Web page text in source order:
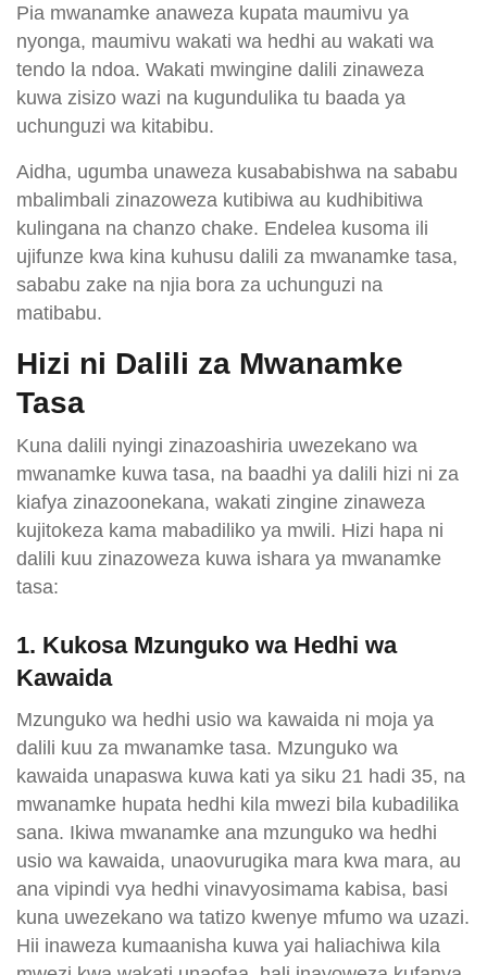
Pia mwanamke anaweza kupata maumivu ya
nyonga, maumivu wakati wa hedhi au wakati wa
tendo la ndoa. Wakati mwingine dalili zinaweza
kuwa zisizo wazi na kugundulika tu baada ya
uchunguzi wa kitabibu.
Aidha, ugumba unaweza kusababishwa na sababu
mbalimbali zinazoweza kutibiwa au kudhibitiwa
kulingana na chanzo chake. Endelea kusoma ili
ujifunze kwa kina kuhusu dalili za mwanamke tasa,
sababu zake na njia bora za uchunguzi na
matibabu.
Hizi ni Dalili za Mwanamke
Tasa
Kuna dalili nyingi zinazoashiria uwezekano wa
mwanamke kuwa tasa, na baadhi ya dalili hizi ni za
kiafya zinazoonekana, wakati zingine zinaweza
kujitokeza kama mabadiliko ya mwili. Hizi hapa ni
dalili kuu zinazoweza kuwa ishara ya mwanamke
tasa:
1. Kukosa Mzunguko wa Hedhi wa
Kawaida
Mzunguko wa hedhi usio wa kawaida ni moja ya
dalili kuu za mwanamke tasa. Mzunguko wa
kawaida unapaswa kuwa kati ya siku 21 hadi 35, na
mwanamke hupata hedhi kila mwezi bila kubadilika
sana. Ikiwa mwanamke ana mzunguko wa hedhi
usio wa kawaida, unaovurugika mara kwa mara, au
ana vipindi vya hedhi vinavyosimama kabisa, basi
kuna uwezekano wa tatizo kwenye mfumo wa uzazi.
Hii inaweza kumaanisha kuwa yai haliachiwa kila